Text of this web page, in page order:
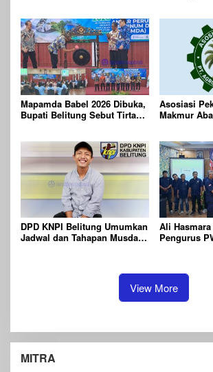
Mapamda Babel 2026 Dibuka,
Bupati Belitung Sebut Tirta
Asosiasi
Makmur
DPD KNPI Belitung Umumkan
Jadwal dan Tahapan Musda
Ali
Pengurus
View More
MITRA